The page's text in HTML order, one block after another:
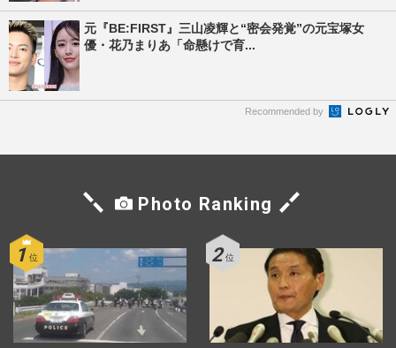
元『BE:FIRST』三山凌輝と“密会発覚”の元宝塚女
優・花乃まりあ「命懸けで育...
Recommended by
Photo Ranking